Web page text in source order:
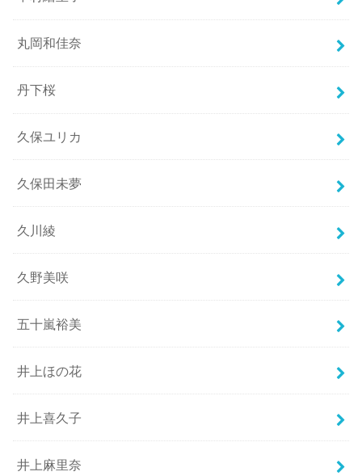
丸岡和佳奈
丹下桜
久保ユリカ
久保田未夢
久川綾
久野美咲
五十嵐裕美
井上ほの花
井上喜久子
井上麻里奈